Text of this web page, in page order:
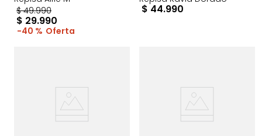
$ 49.990
$ 29.990
40 %
$ 44.990